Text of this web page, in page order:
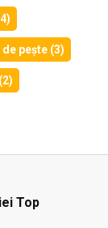
pește (3)
Top